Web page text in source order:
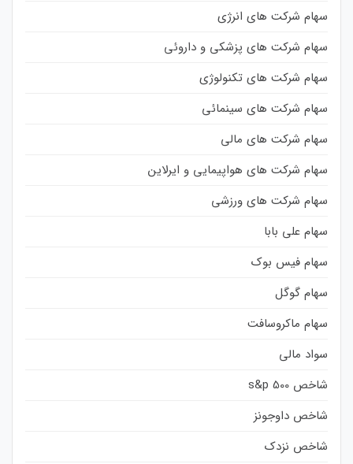
سهام شرکت های انرژی
سهام شرکت های پزشکی و داروئی
سهام شرکت های تکنولوژی
سهام شرکت های سینمائی
سهام شرکت های مالی
سهام شرکت های هواپیمایی و ایرلاین
سهام شرکت های ورزشی
سهام علی بابا
سهام فیس بوک
سهام گوگل
سهام ماکروسافت
سواد مالی
شاخص s&p 500
شاخص داوجونز
شاخص نزدک